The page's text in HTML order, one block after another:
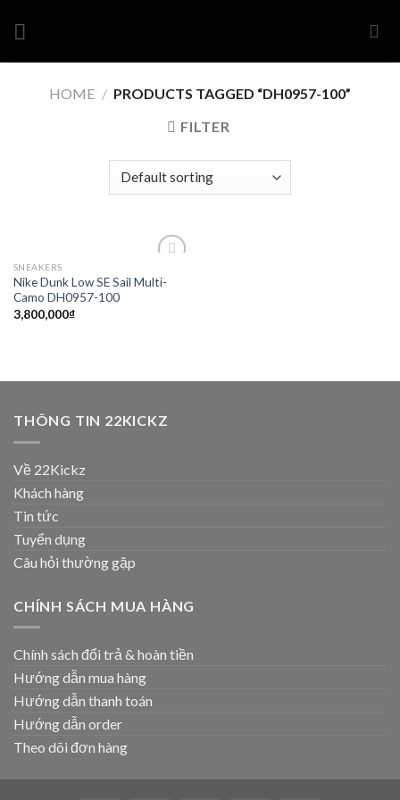
HOME / PRODUCTS TAGGED “DH0957-100”
FILTER
wishlist
SNEAKERS
Nike Dunk Low SE Sail Multi-
Camo DH0957-100
3,800,000₫
THÔNG TIN 22KICKZ
Về 22Kickz
Khách hàng
Tin tức
Tuyển dụng
Câu hỏi thường gặp
CHÍNH SÁCH MUA HÀNG
Chính sách đổi trả & hoàn tiền
Hướng dẫn mua hàng
Hướng dẫn thanh toán
Hướng dẫn order
Theo dõi đơn hàng